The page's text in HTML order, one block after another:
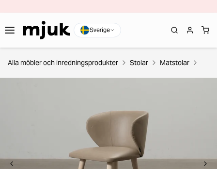
Sverige
Alla möbler och inredningsprodukter Stolar Matstolar